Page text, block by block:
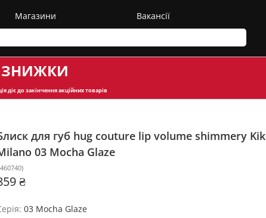
Магазини Вакансії
ЗНИЖКИ
діє до закінчення акційних товарів
для губ hug couture lip volume shimmery
03 Mocha Glaze
460740)
₴
03 Mocha Glaze